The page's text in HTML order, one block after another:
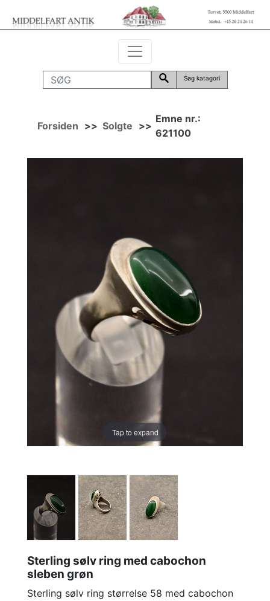
Søg katagori
Forsiden >> Solgte >>
Emne nr.:
621100
Tap to expand
Sterling sølv ring med cabochon
sleben grøn
Sterling sølv ring størrelse 58 med cabochon